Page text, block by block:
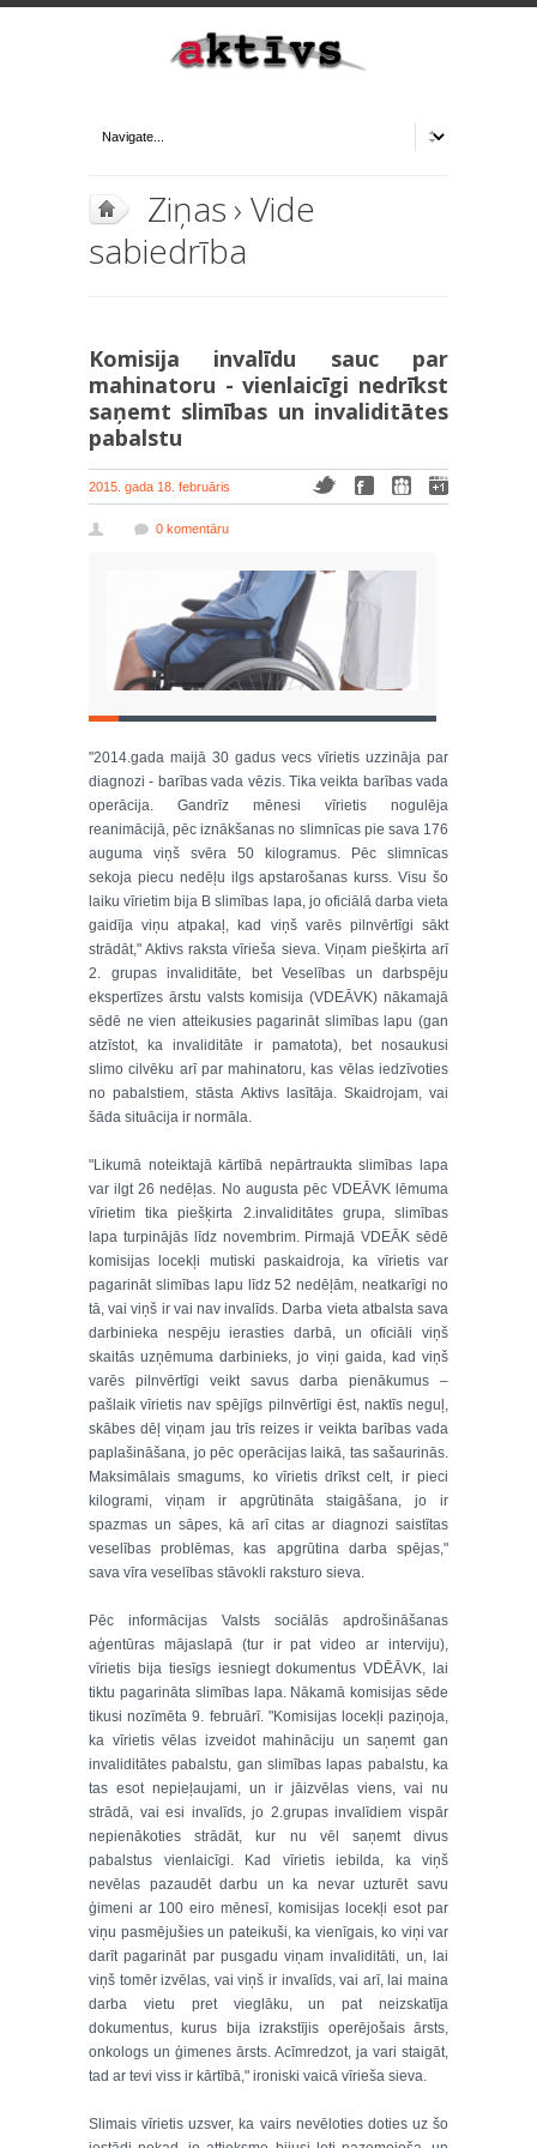
Ziņas›Vide
sabiedrība
Komisija invalīdu sauc par
mahinatoru - vienlaicīgi nedrīkst
saņemt slimības un invaliditātes
pabalstu
2015. gada 18. februāris
0 komentāru
"2014.gada maijā 30 gadus vecs vīrietis uzzināja par
diagnozi - barības vada vēzis. Tika veikta barības vada
operācija. Gandrīz mēnesi vīrietis nogulēja
reanimācijā, pēc iznākšanas no slimnīcas pie sava 176
auguma viņš svēra 50 kilogramus. Pēc slimnīcas
sekoja piecu nedēļu ilgs apstarošanas kurss. Visu šo
laiku vīrietim bija B slimības lapa, jo oficiālā darba vieta
gaidīja viņu atpakaļ, kad viņš varēs pilnvērtīgi sākt
strādāt," Aktivs raksta vīrieša sieva. Viņam piešķirta arī
2. grupas invaliditāte, bet Veselības un darbspēju
ekspertīzes ārstu valsts komisija (VDEĀVK) nākamajā
sēdē ne vien atteikusies pagarināt slimības lapu (gan
atzīstot, ka invaliditāte ir pamatota), bet nosaukusi
slimo cilvēku arī par mahinatoru, kas vēlas iedzīvoties
no pabalstiem, stāsta Aktivs lasītāja. Skaidrojam, vai
šāda situācija ir normāla.
"Likumā noteiktajā kārtībā nepārtraukta slimības lapa
var ilgt 26 nedēļas. No augusta pēc VDEĀVK lēmuma
vīrietim tika piešķirta 2.invaliditātes grupa, slimības
lapa turpinājās līdz novembrim. Pirmajā VDEĀK sēdē
komisijas locekļi mutiski paskaidroja, ka vīrietis var
pagarināt slimības lapu līdz 52 nedēļām, neatkarīgi no
tā, vai viņš ir vai nav invalīds. Darba vieta atbalsta sava
darbinieka nespēju ierasties darbā, un oficiāli viņš
skaitās uzņēmuma darbinieks, jo viņi gaida, kad viņš
varēs pilnvērtīgi veikt savus darba pienākumus –
pašlaik vīrietis nav spējīgs pilnvērtīgi ēst, naktīs neguļ,
skābes dēļ viņam jau trīs reizes ir veikta barības vada
paplašināšana, jo pēc operācijas laikā, tas sašaurinās.
Maksimālais smagums, ko vīrietis drīkst celt, ir pieci
kilogrami, viņam ir apgrūtināta staigāšana, jo ir
spazmas un sāpes, kā arī citas ar diagnozi saistītas
veselības problēmas, kas apgrūtina darba spējas,"
sava vīra veselības stāvokli raksturo sieva.
Pēc informācijas Valsts sociālās apdrošināšanas
aģentūras mājaslapā (tur ir pat video ar interviju),
vīrietis bija tiesīgs iesniegt dokumentus VDĒĀVK, lai
tiktu pagarināta slimības lapa. Nākamā komisijas sēde
tikusi nozīmēta 9. februārī. "Komisijas locekļi paziņoja,
ka vīrietis vēlas izveidot mahināciju un saņemt gan
invaliditātes pabalstu, gan slimības lapas pabalstu, ka
tas esot nepieļaujami, un ir jāizvēlas viens, vai nu
strādā, vai esi invalīds, jo 2.grupas invalīdiem vispār
nepienākoties strādāt, kur nu vēl saņemt divus
pabalstus vienlaicīgi. Kad vīrietis iebilda, ka viņš
nevēlas pazaudēt darbu un ka nevar uzturēt savu
ģimeni ar 100 eiro mēnesī, komisijas locekļi esot par
viņu pasmējušies un pateikuši, ka vienīgais, ko viņi var
darīt pagarināt par pusgadu viņam invaliditāti, un, lai
viņš tomēr izvēlas, vai viņš ir invalīds, vai arī, lai maina
darba vietu pret vieglāku, un pat neizskatīja
dokumentus, kurus bija izrakstījis operējošais ārsts,
onkologs un ģimenes ārsts. Acīmredzot, ja vari staigāt,
tad ar tevi viss ir kārtībā," ironiski vaicā vīrieša sieva.
Slimais vīrietis uzsver, ka vairs nevēloties doties uz šo